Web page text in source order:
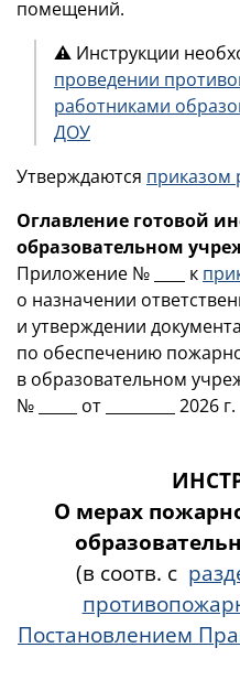
помещений.
⚠️ Инструкции
проведении
работниками
ДОУ
Утверждаются приказом
Оглавление готовой
образовательном
Приложение № ____ к
о назначении
и утверждении
по обеспечению
в образовательном
№ _____ от _________ 2026 г.
О мерах
(в соотв. с
Постановлением